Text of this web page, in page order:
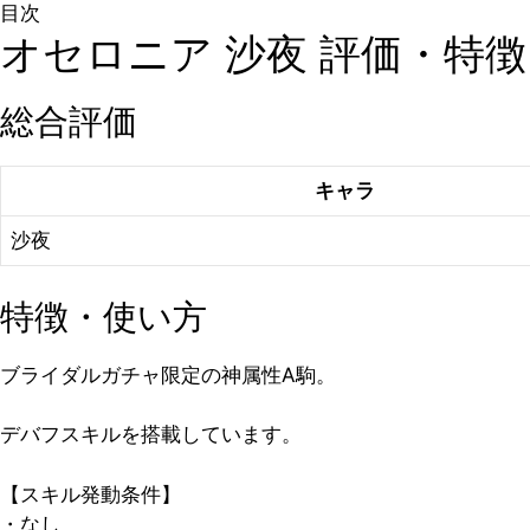
目次
オセロニア 沙夜 評価・特徴
総合評価
キャラ
沙夜
特徴・使い方
ブライダルガチャ限定の神属性A駒。
デバフスキルを搭載しています。
【スキル発動条件】
・なし